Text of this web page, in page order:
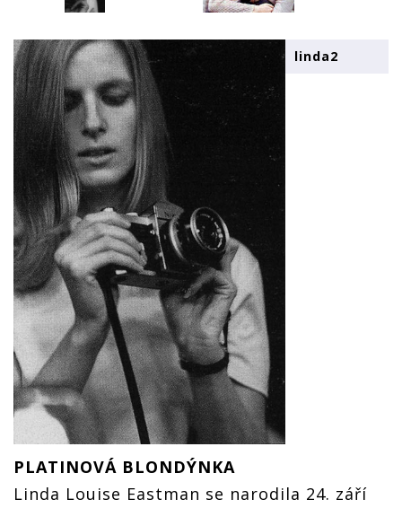
linda2
PLATINOVÁ BLONDÝNKA
Linda Louise Eastman se narodila 24. září